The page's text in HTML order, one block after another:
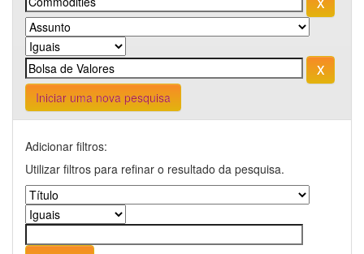
Iniciar uma nova pesquisa
Adicionar filtros:
Utilizar filtros para refinar o resultado da pesquisa.